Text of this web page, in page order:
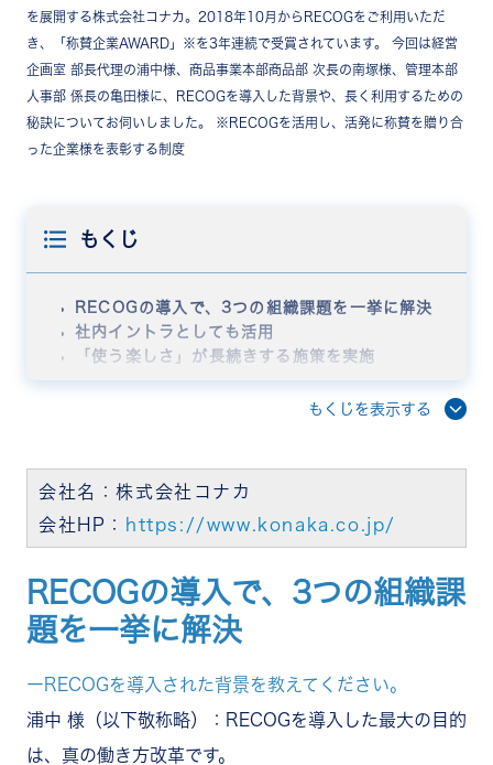
を展開する株式会社コナカ。2018年10月からRECOGをご利用いただ
き、「称賛企業AWARD」※を3年連続で受賞されています。 今回は経営
企画室 部長代理の浦中様、商品事業本部商品部 次長の南塚様、管理本部
人事部 係長の亀田様に、RECOGを導入した背景や、長く利用するための
秘訣についてお伺いしました。 ※RECOGを活用し、活発に称賛を贈り合
った企業様を表彰する制度
もくじ
RECOGの導入で、3つの組織課題を一挙に解決
社内イントラとしても活用
「使う楽しさ」が長続きする施策を実施
物理的距離を超えたコミュニケーションの実現に
もくじを表示する
会社名：株式会社コナカ
会社HP：
https://www.konaka.co.jp/
RECOGの導入で、3つの組織課
題を一挙に解決
ーRECOGを導入された背景を教えてください。
浦中 様（以下敬称略）：RECOGを導入した最大の目的
は、真の働き方改革です。